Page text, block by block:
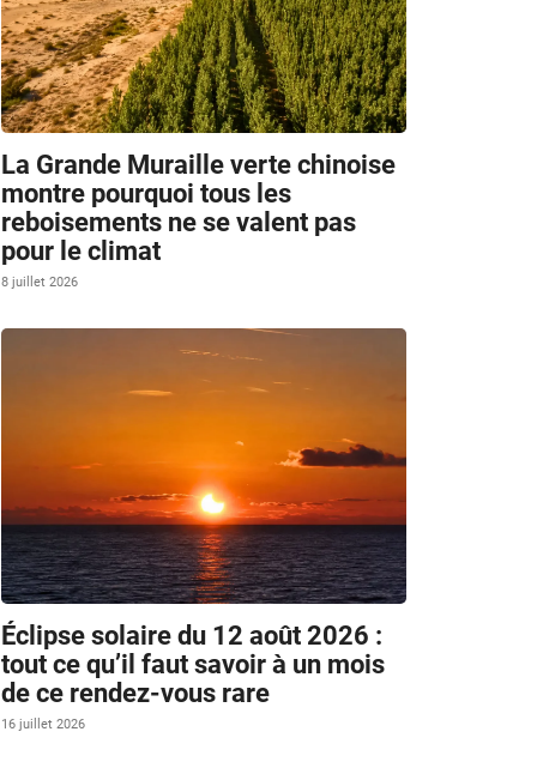
La Grande Muraille verte chinoise
montre pourquoi tous les
reboisements ne se valent pas
pour le climat
8 juillet 2026
Éclipse solaire du 12 août 2026 :
tout ce qu’il faut savoir à un mois
de ce rendez-vous rare
16 juillet 2026